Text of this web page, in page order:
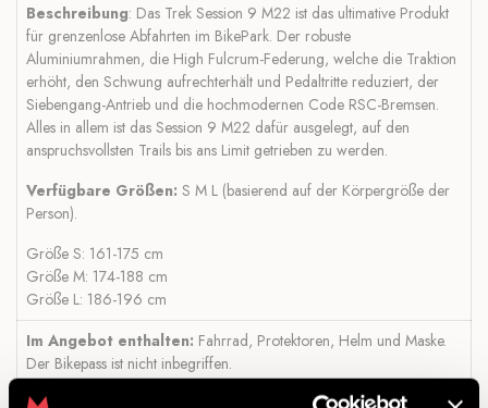
Beschreibung: Das Trek Session 9 M22 ist das ultimative Produkt
für grenzenlose Abfahrten im BikePark. Der robuste
Aluminiumrahmen, die High Fulcrum-Federung, welche die Traktion
erhöht, den Schwung aufrechterhält und Pedaltritte reduziert, der
Siebengang-Antrieb und die hochmodernen Code RSC-Bremsen.
Alles in allem ist das Session 9 M22 dafür ausgelegt, auf den
anspruchsvollsten Trails bis ans Limit getrieben zu werden.
Verfügbare Größen: S M L (basierend auf der Körpergröße der
Person).
Größe S: 161-175 cm
Größe M: 174-188 cm
Größe L: 186-196 cm
Im Angebot enthalten: Fahrrad, Protektoren, Helm und Maske.
Der Bikepass ist nicht inbegriffen.